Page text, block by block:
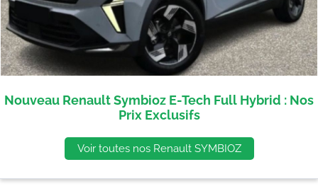
Nouveau Renault Symbioz E-Tech Full Hybrid : Nos
Prix Exclusifs
Voir toutes nos Renault SYMBIOZ